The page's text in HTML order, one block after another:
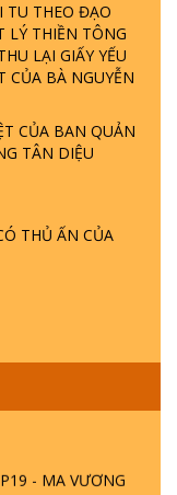
TU THEO ĐẠO
LÝ THIỀN TÔNG
LẠI GIẤY YẾU
CỦA BÀ NGUYỄN
CỦA BAN QUẢN
TÂN DIỆU
THỦ ẤN CỦA
BIỆT P22 - TẠI
TAI - LŨ LỤT
BIỆT P21 - TẠI
TÔNG SƯ
AI? PHIỀN NÃO
CON?